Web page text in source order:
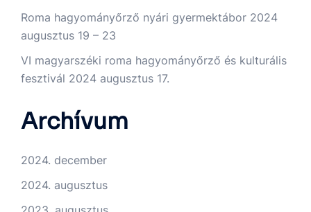
Roma hagyományőrző nyári gyermektábor 2024
augusztus 19 – 23
VI magyarszéki roma hagyományőrző és kulturális
fesztivál 2024 augusztus 17.
Archívum
2024. december
2024. augusztus